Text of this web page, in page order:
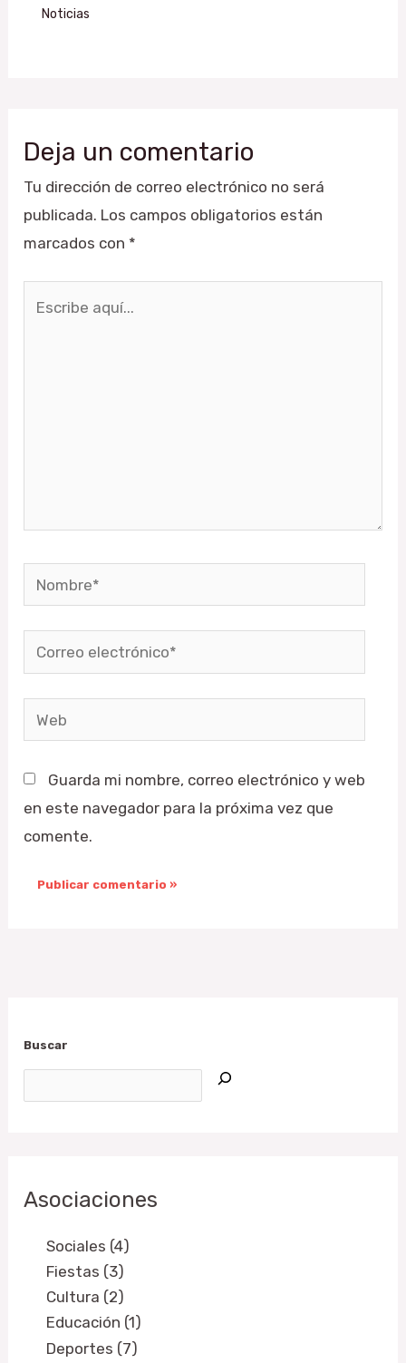
Buscar
Asociaciones
Sociales (4)
Fiestas (3)
Cultura (2)
Educación (1)
Deportes (7)
Noticias
Deja un comentario
Tu dirección de correo electrónico no será
publicada. Los campos obligatorios están
marcados con *
Nombre*
Correo
electrónico*
Web
Guarda mi nombre, correo electrónico y web
en este navegador para la próxima vez que
comente.